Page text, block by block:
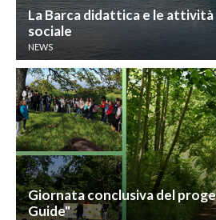
La Barca didattica e le
sociale
NEWS
Giornata conclusiva del
Guide"